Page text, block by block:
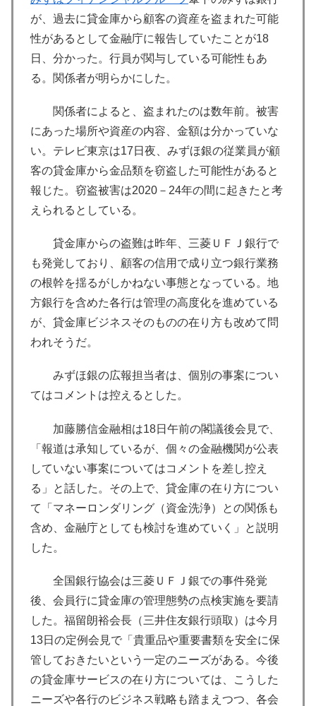
が、過去に貸金庫から顧客の資産を盗まれた可能
性があるとして金融庁に報告していたことが18
日、分かった。行員が関与している可能性もあ
る。関係者が明らかにした。
関係者によると、盗まれたのは数年前。被害
にあった場所や資産の内容、金額は分かっていな
い。テレビ東京は17日夜、みずほ銀の従業員が顧
客の貸金庫から金品類を窃盗した可能性があると
報じた。窃盗被害は2020－24年の間に起きたと考
えられるとしている。
貸金庫からの盗難は昨年、三菱ＵＦＪ銀行で
も発覚しており、顧客の信用で成り立つ銀行業務
の根幹を揺るがしかねない事態となっている。地
方銀行を含めた各行は管理の高度化を進めている
が、貸金庫ビジネスそのものの在り方も改めて問
われそうだ。
みずほ銀の広報担当者は、個別の事案につい
てはコメントは控えるとした。
加藤勝信金融相は18日午前の閣議後会見で、
「報道は承知しているが、個々の金融機関が公表
していない事案についてはコメントを差し控え
る」と話した。その上で、貸金庫の在り方につい
て「マネーロンダリング（資金洗浄）との関係も
含め、金融庁としても検討を進めていく」と説明
した。
全国銀行協会は三菱ＵＦＪ銀での事件発覚
後、会員行に貸金庫の管理態勢の点検実施を要請
した。福留朗裕会長（三井住友銀行頭取）は今月
13日の定例会見で「貴重品や重要書類を安全に保
管しておきたいという一定のニーズがある。今後
の貸金庫サービスの在り方については、こうした
ニーズや各行のビジネス戦略も踏まえつつ、各会